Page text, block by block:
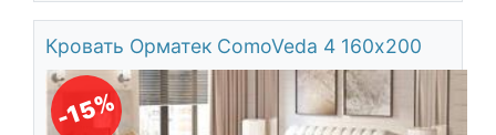
Кровать Орматек ComoVeda 4 160х200
-15%